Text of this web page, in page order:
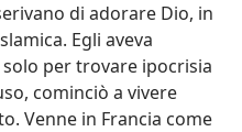
di adorare Dio, in
Egli aveva
per trovare ipocrisia
cominciò a vivere
Venne in Francia come